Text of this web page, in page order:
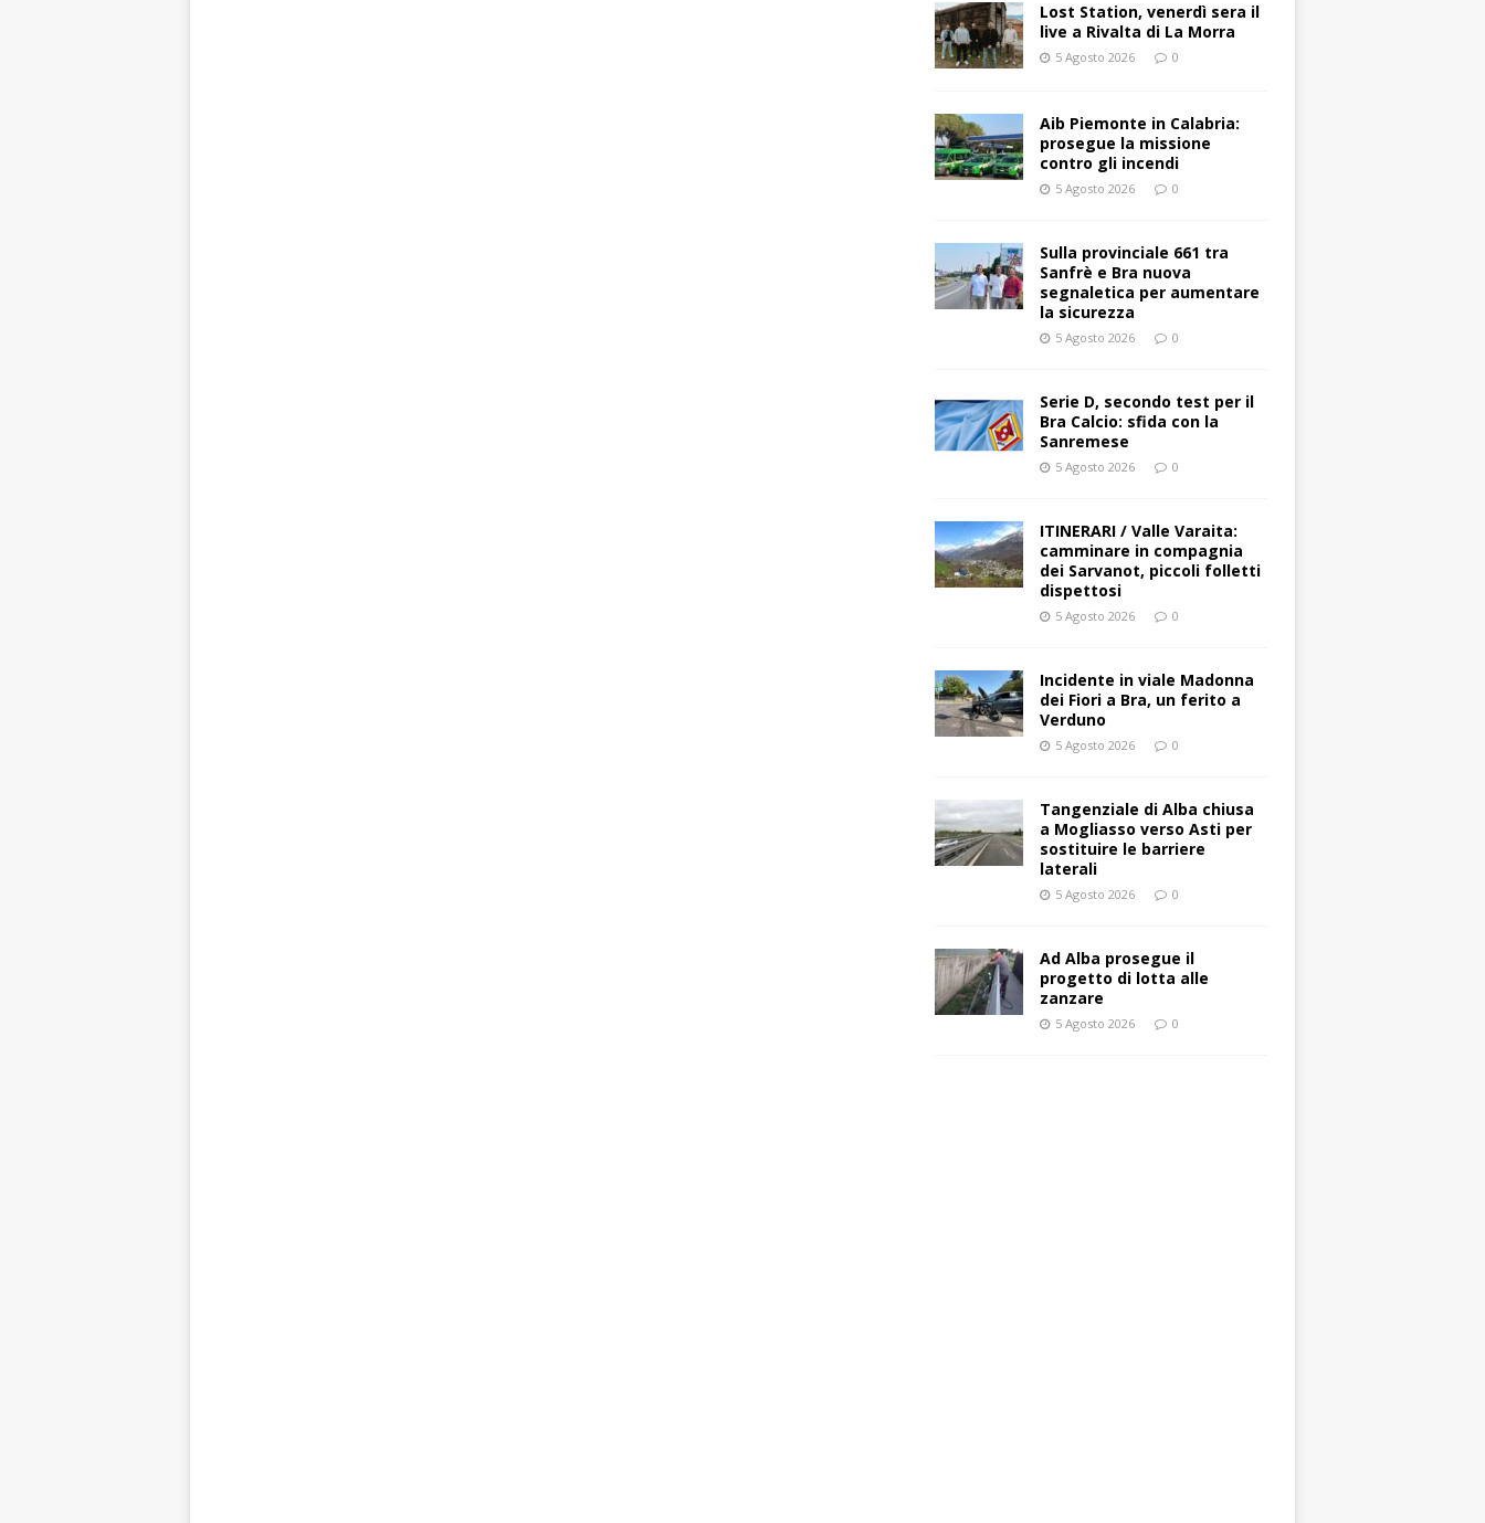
Lost Station, venerdì sera il
live a Rivalta di La Morra
5 Agosto 2026 0
Aib Piemonte in Calabria:
prosegue la missione
contro gli incendi
5 Agosto 2026 0
Sulla provinciale 661 tra
Sanfrè e Bra nuova
segnaletica per aumentare
la sicurezza
5 Agosto 2026 0
Serie D, secondo test per il
Bra Calcio: sfida con la
Sanremese
5 Agosto 2026 0
ITINERARI / Valle Varaita:
camminare in compagnia
dei Sarvanot, piccoli folletti
dispettosi
5 Agosto 2026 0
Incidente in viale Madonna
dei Fiori a Bra, un ferito a
Verduno
5 Agosto 2026 0
Tangenziale di Alba chiusa
a Mogliasso verso Asti per
sostituire le barriere
laterali
5 Agosto 2026 0
Ad Alba prosegue il
progetto di lotta alle
zanzare
5 Agosto 2026 0